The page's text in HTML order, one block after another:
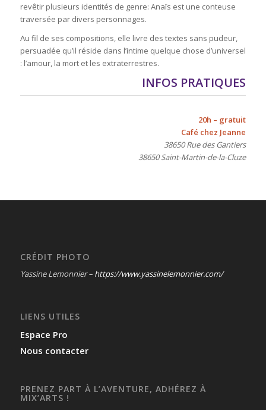
revêtir plusieurs identités de genre: Anaïs est une conteuse
traversée par divers personnages.
Au fil de ses compositions, elle livre des textes sans pudeur,
persuadée qu’il réside dans l’intime quelque chose d’universel
: l’amour, la mort et les extraterrestres.
INFOS PRATIQUES
20h – gratuit
Café chez Jeanne
38650 Rue des Gantiers
38650 Saint-Martin-de-la-Cluze
CRÉDIT PHOTO
Yassine Lemonnier – https://www.yassinelemonnier.com/
LIENS UTILES
Espace Pro
Nous contacter
PRENEZ PART À L’AVENTURE, ADHÉREZ À
MIX’ARTS !